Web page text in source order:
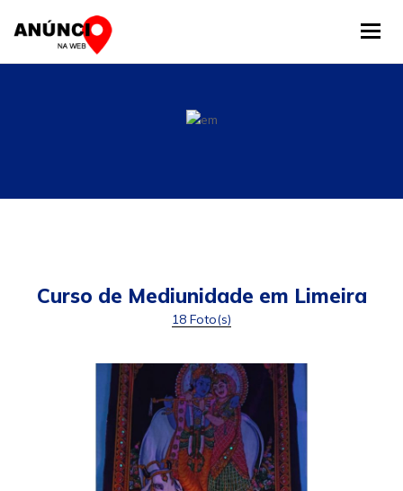
Curso de Mediunidade em Limeira
18 Foto(s)